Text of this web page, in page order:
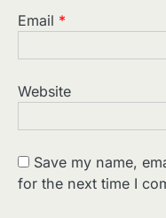
Email *
Website
Save my name,
for the next time I
2